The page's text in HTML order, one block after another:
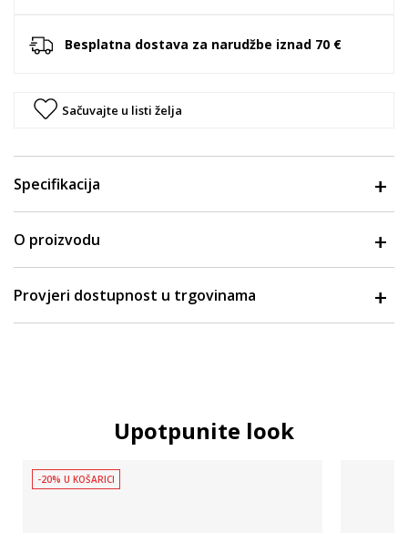
Besplatna dostava za narudžbe iznad 70 €
Sačuvajte u listi želja
Specifikacija
O proizvodu
Provjeri dostupnost u trgovinama
Upotpunite look
-20% U KOŠARICI